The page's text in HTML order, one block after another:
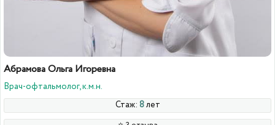
Абрамова Ольга Игоревна
Врач-офтальмолог, к.м.н.
Стаж: 8лет